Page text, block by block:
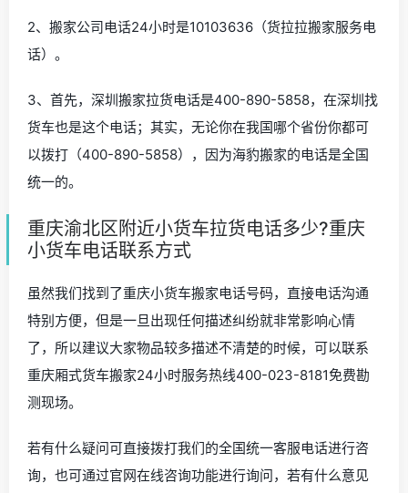
2、搬家公司电话24小时是10103636（货拉拉搬家服务电
话）。
3、首先，深圳搬家拉货电话是400-890-5858，在深圳找
货车也是这个电话；其实，无论你在我国哪个省份你都可
以拨打（400-890-5858），因为海豹搬家的电话是全国
统一的。
重庆渝北区附近小货车拉货电话多少?重庆
小货车电话联系方式
虽然我们找到了重庆小货车搬家电话号码，直接电话沟通
特别方便，但是一旦出现任何描述纠纷就非常影响心情
了，所以建议大家物品较多描述不清楚的时候，可以联系
重庆厢式货车搬家24小时服务热线400-023-8181免费勘
测现场。
若有什么疑问可直接拨打我们的全国统一客服电话进行咨
询，也可通过官网在线咨询功能进行询问，若有什么意见